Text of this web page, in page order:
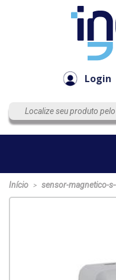
Login
Início > sensor-magnetico-